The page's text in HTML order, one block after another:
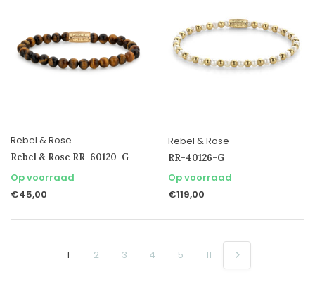
Rebel & Rose
Rebel & Rose RR-60120-G
Op voorraad
€45,00
Rebel & Rose
RR-40126-G
Op voorraad
€119,00
1 2 3 4 5 11